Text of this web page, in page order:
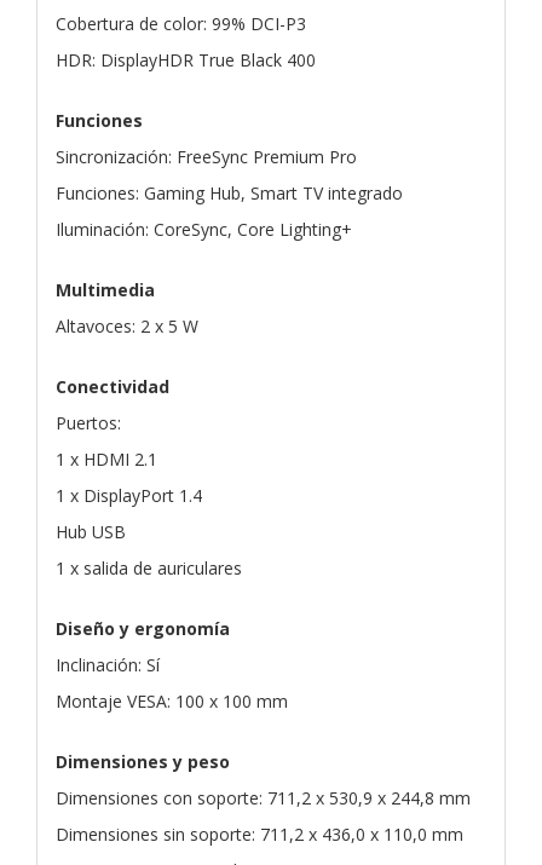
Cobertura de color: 99% DCI-P3
HDR: DisplayHDR True Black 400
Funciones
Sincronización: FreeSync Premium Pro
Funciones: Gaming Hub, Smart TV integrado
Iluminación: CoreSync, Core Lighting+
Multimedia
Altavoces: 2 x 5 W
Conectividad
Puertos:
1 x HDMI 2.1
1 x DisplayPort 1.4
Hub USB
1 x salida de auriculares
Diseño y ergonomía
Inclinación: Sí
Montaje VESA: 100 x 100 mm
Dimensiones y peso
Dimensiones con soporte: 711,2 x 530,9 x 244,8 mm
Dimensiones sin soporte: 711,2 x 436,0 x 110,0 mm